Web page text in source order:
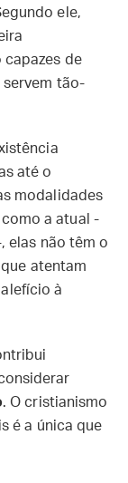
ele,
capazes de
servem tão-
até o
modalidades
a atual -
elas não têm o
atentam
à
. O cristianismo
é a única que